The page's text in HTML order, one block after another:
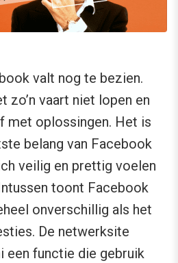
valt nog te bezien.
zo’n vaart niet lopen en
met oplossingen. Het is
belang van Facebook
veilig en prettig voelen
toont Facebook
onverschillig als het
De netwerksite
een functie die gebruik